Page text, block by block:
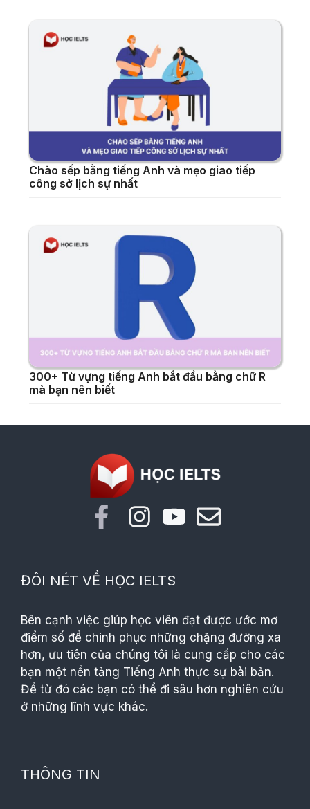
Chào sếp bằng tiếng Anh và mẹo giao tiếp
công sở lịch sự nhất
300+ Từ vựng tiếng Anh bắt đầu bằng chữ R
mà bạn nên biết
ĐÔI NÉT VỀ HỌC IELTS
Bên cạnh việc giúp học viên đạt được ước mơ
điểm số để chinh phục những chặng đường xa
hơn, ưu tiên của chúng tôi là cung cấp cho các
bạn một nền tảng Tiếng Anh thực sự bài bản.
Để từ đó các bạn có thể đi sâu hơn nghiên cứu
ở những lĩnh vực khác.
THÔNG TIN